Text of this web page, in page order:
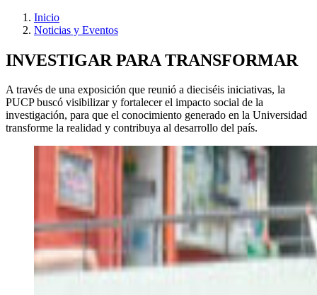
Inicio
Noticias y Eventos
INVESTIGAR PARA TRANSFORMAR
A través de una exposición que reunió a dieciséis iniciativas, la
PUCP buscó visibilizar y fortalecer el impacto social de la
investigación, para que el conocimiento generado en la Universidad
transforme la realidad y contribuya al desarrollo del país.